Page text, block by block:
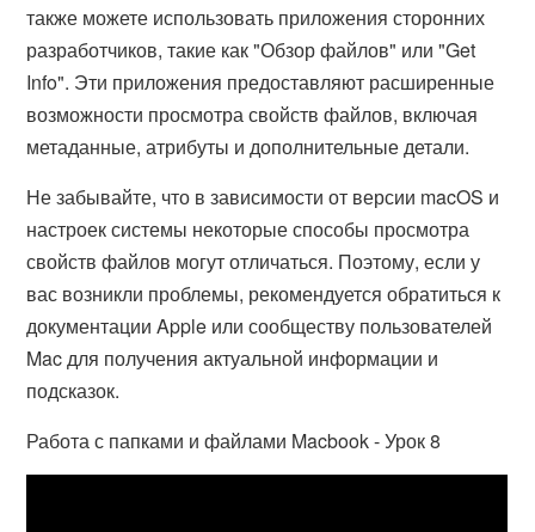
также можете использовать приложения сторонних
разработчиков, такие как "Обзор файлов" или "Get
Info". Эти приложения предоставляют расширенные
возможности просмотра свойств файлов, включая
метаданные, атрибуты и дополнительные детали.
Не забывайте, что в зависимости от версии macOS и
настроек системы некоторые способы просмотра
свойств файлов могут отличаться. Поэтому, если у
вас возникли проблемы, рекомендуется обратиться к
документации Apple или сообществу пользователей
Mac для получения актуальной информации и
подсказок.
Работа с папками и файлами Macbook - Урок 8